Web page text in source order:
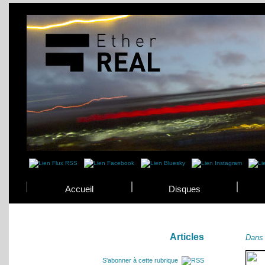
Accueil Disques
Articles
S'abonner à cette rubrique